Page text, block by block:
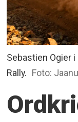
Sebastien Ogier
Rally. Foto: